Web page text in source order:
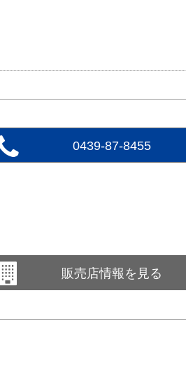
0439-87-8455
販売店情報を見る